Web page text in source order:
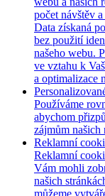
počet návštěv
Data získaná
bez použití
našeho webu.
ve vztahu k
a optimalizace
Používáme
abychom
zájmům našich
Reklamní
Reklamní
Vám mohli
našich